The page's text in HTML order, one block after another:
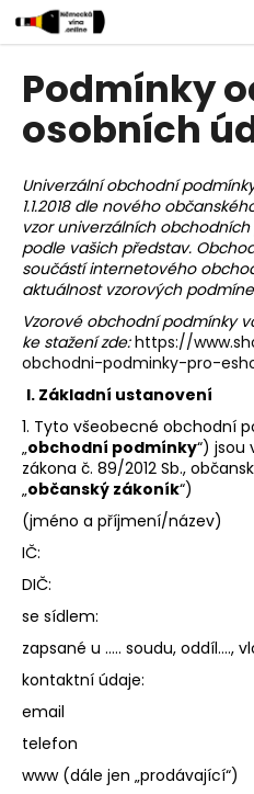
na
obsah
Podmínky
osobních
Univerzální obchodní
1.1.2018 dle nového
vzor univerzálních
podle vašich představ.
součástí internetového
aktuálnost vzorových
Vzorové obchodní podmínky
ke stažení zde: https://
obchodni-podminky-pro-
I. Základní ustanovení
1. Tyto všeobecné obchodní
„obchodní podmínky“) jsou
zákona č. 89/2012 Sb.,
„občanský zákoník“)
(jméno a příjmení/název)
IČ:
DIČ:
se sídlem:
zapsané u ….. soudu, oddíl….,
kontaktní údaje:
email
telefon
www (dále jen „prodávající“)
K
o
C
o
p
o
t
ř
e
b
u
j
e
t
e
n
a
j
í
t
?